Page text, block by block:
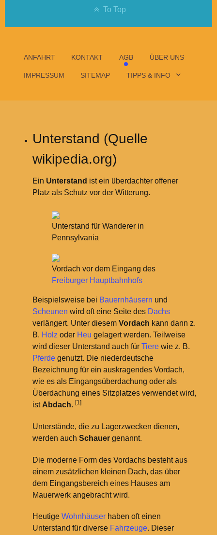
To Top
ANFAHRT KONTAKT AGB ÜBER UNS
IMPRESSUM SITEMAP TIPPS & INFO
Unterstand (Quelle
wikipedia.org)
Ein Unterstand ist ein überdachter offener
Platz als Schutz vor der Witterung.
Unterstand für Wanderer in
Pennsylvania
Vordach vor dem Eingang des
Freiburger Hauptbahnhofs
Beispielsweise bei Bauernhäusern und
Scheunen wird oft eine Seite des Dachs
verlängert. Unter diesem Vordach kann dann z.
B. Holz oder Heu gelagert werden. Teilweise
wird dieser Unterstand auch für Tierewie z. B.
Pferdegenutzt. Die niederdeutsche
Bezeichnung für ein auskragendes Vordach,
wie es als Eingangsüberdachung oder als
Überdachung eines Sitzplatzes verwendet wird,
ist Abdach. [1]
Unterstände, die zu Lagerzwecken dienen,
werden auch Schauergenannt.
Die moderne Form des Vordachs besteht aus
einem zusätzlichen kleinen Dach, das über
dem Eingangsbereich eines Hauses am
Mauerwerk angebracht wird.
Heutige Wohnhäuserhaben oft einen
Unterstand für diverse Fahrzeuge. Dieser